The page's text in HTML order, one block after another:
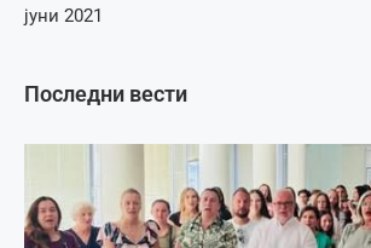
Последни вести
јуни 2021